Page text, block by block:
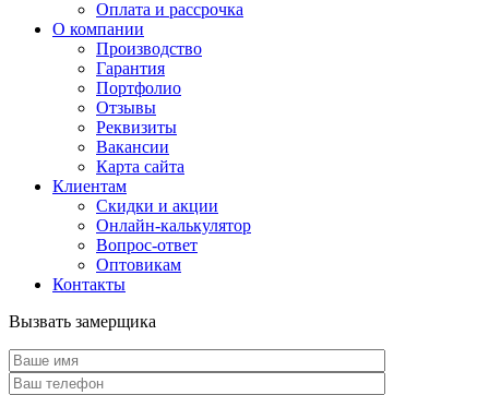
Оплата и рассрочка
О компании
Производство
Гарантия
Портфолио
Отзывы
Реквизиты
Вакансии
Карта сайта
Клиентам
Скидки и акции
Онлайн-калькулятор
Вопрос-ответ
Оптовикам
Контакты
Вызвать замерщика